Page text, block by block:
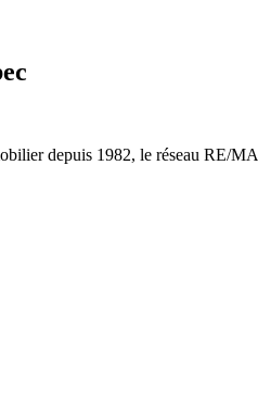
depuis 1982, le réseau RE/